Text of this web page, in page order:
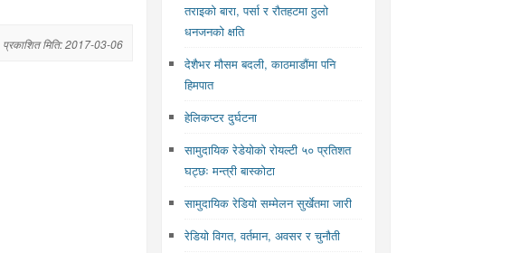
प्रकाशित मिति: 2017-03-06
तराइको बारा, पर्सा र रौतहटमा ठुलो
धनजनको क्षति
देशैभर मौसम बदली, काठमाडौंमा पनि
हिमपात
हेलिकप्टर दुर्घटना
सामुदायिक रेडेयोको रोयल्टी ५० प्रतिशत
घट्छः मन्त्री बास्कोटा
सामुदायिक रेडियो सम्मेलन सुर्खेतमा जारी
रेडियो विगत, वर्तमान, अवसर र चुनौती